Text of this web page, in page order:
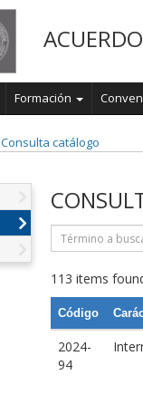
Formación
Consulta catálogo
113 items
Código
2024-
94